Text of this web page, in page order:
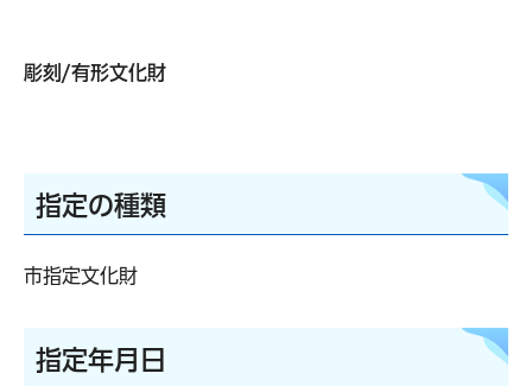
彫刻/有形文化財
指定の種類
市指定文化財
指定年月日